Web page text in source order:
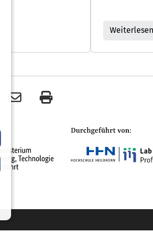
Weiterlesen